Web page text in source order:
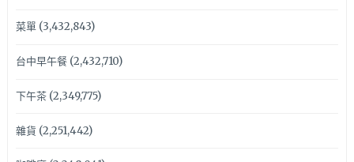
菜單(3,432,843)
台中早午餐(2,432,710)
下午茶(2,349,775)
雜貨 (2,251,442)